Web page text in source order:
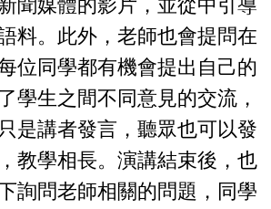
聞媒體的影片，並從中引導
料。此外，老師也會提問在
位同學都有機會提出自己的
學生之間不同意見的交流，
是講者發言，聽眾也可以發
教學相長。演講結束後，也
詢問老師相關的問題，同學